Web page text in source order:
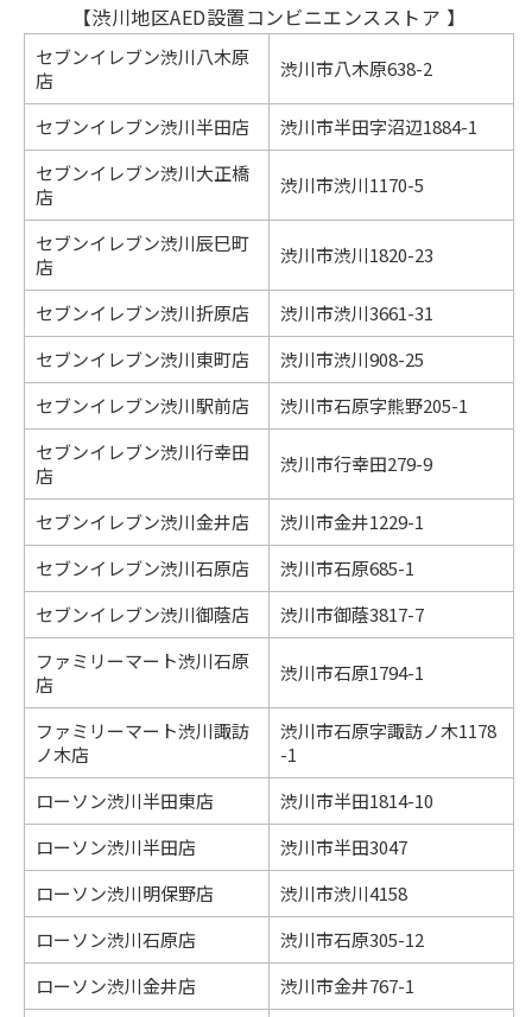
【渋川地区AED設置コンビニエンスストア 】
セブンイレブン渋川八木原
店
渋川市八木原638-2
セブンイレブン渋川半田店
渋川市半田字沼辺1884-1
セブンイレブン渋川大正橋
店
渋川市渋川1170-5
セブンイレブン渋川辰巳町
店
渋川市渋川1820-23
セブンイレブン渋川折原店
渋川市渋川3661-31
セブンイレブン渋川東町店
渋川市渋川908-25
セブンイレブン渋川駅前店
渋川市石原字熊野205-1
セブンイレブン渋川行幸田
店
渋川市行幸田279-9
セブンイレブン渋川金井店
渋川市金井1229-1
セブンイレブン渋川石原店
渋川市石原685-1
セブンイレブン渋川御蔭店
渋川市御蔭3817-7
ファミリーマート渋川石原
店
渋川市石原1794-1
ファミリーマート渋川諏訪
ノ木店
渋川市石原字諏訪ノ木1178
-1
ローソン渋川半田東店
渋川市半田1814-10
ローソン渋川半田店
渋川市半田3047
ローソン渋川明保野店
渋川市渋川4158
ローソン渋川石原店
渋川市石原305-12
ローソン渋川金井店
渋川市金井767-1